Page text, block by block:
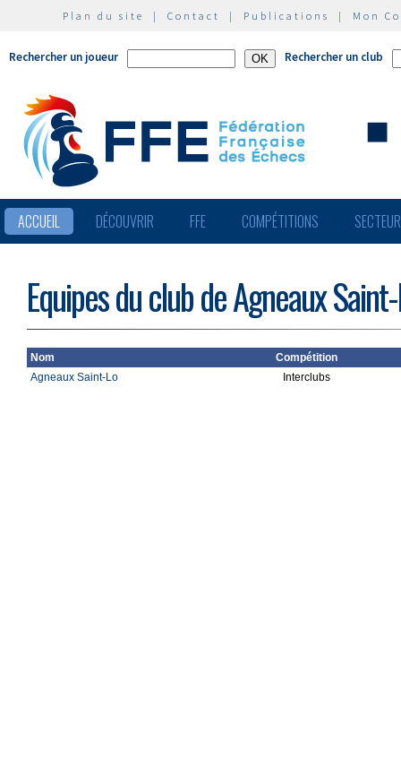
Plan du site | Contact | Publications | Mon
Rechercher un joueur Rechercher un club
ACCUEIL DÉCOUVRIR FFE COMPÉTITIONS
Equipes du club de Agneaux
Nom
Compétition
Agneaux Saint-Lo
Interclubs